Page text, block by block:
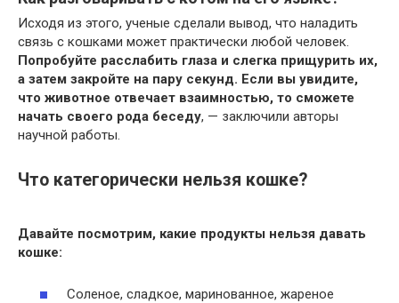
Исходя из этого, ученые сделали вывод, что наладить
связь с кошками может практически любой человек.
Попробуйте расслабить глаза и слегка прищурить их,
а затем закройте на пару секунд. Если вы увидите,
что животное отвечает взаимностью, то сможете
начать своего рода беседу, — заключили авторы
научной работы.
Что категорически нельзя кошке?
Давайте посмотрим, какие продукты нельзя давать
кошке:
Соленое, сладкое, маринованное, жареное